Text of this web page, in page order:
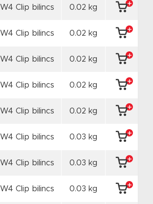
W4 Clip bilincs 0.02 kg
W4 Clip bilincs 0.02 kg
W4 Clip bilincs 0.02 kg
W4 Clip bilincs 0.02 kg
W4 Clip bilincs 0.02 kg
W4 Clip bilincs 0.03 kg
W4 Clip bilincs 0.03 kg
W4 Clip bilincs 0.03 kg